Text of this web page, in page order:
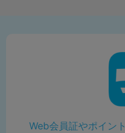
Web会員証やポイン